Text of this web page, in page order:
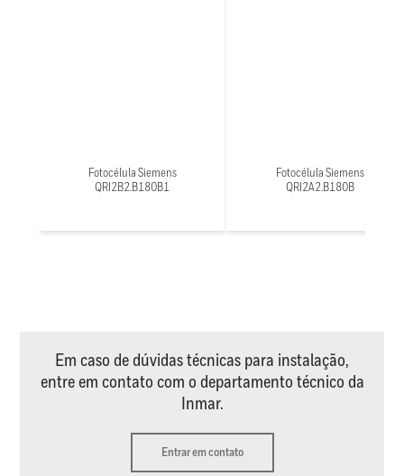
Fotocélula Siemens
QRI2B2.B180B1
Fotocélula Siemens
QRI2A2.B180B
Em caso de dúvidas técnicas para instalação,
entre em contato com o departamento técnico da
Inmar.
Entrar em contato